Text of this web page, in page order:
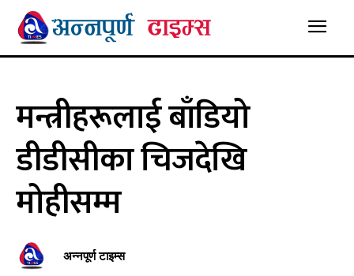
मन्त्रीहरूलाई बाँडियो
डीडीसीका चिजदेखि
मोहीसम्म
अन्नपूर्ण टाइम्स